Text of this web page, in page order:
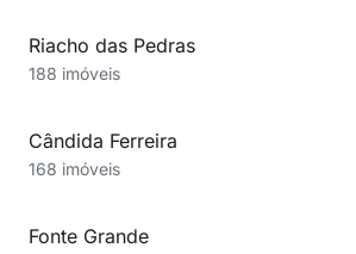
Riacho das Pedras
188 imóveis
Cândida Ferreira
168 imóveis
Fonte Grande